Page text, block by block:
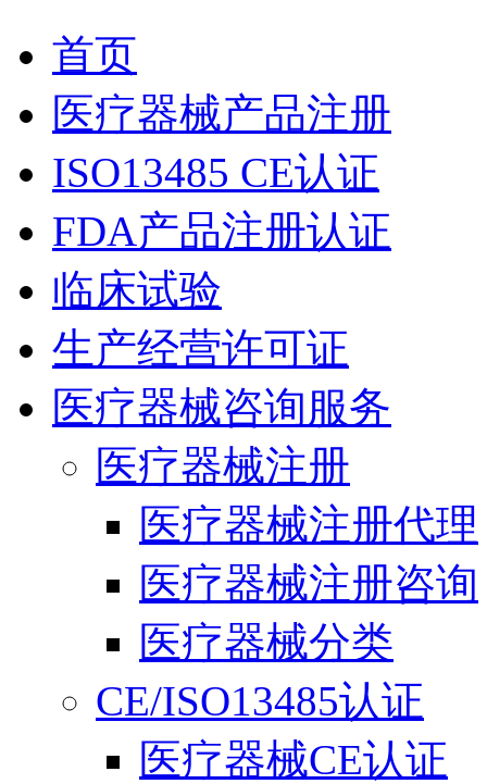
首页
医疗器械产品注册
ISO13485 CE认证
FDA产品注册认证
临床试验
生产经营许可证
医疗器械咨询服务
医疗器械注册
医疗器械注册代理
医疗器械注册咨询
医疗器械分类
CE/ISO13485认证
医疗器械CE认证